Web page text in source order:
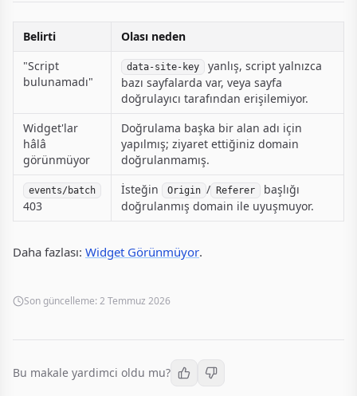
Belirti
Olası neden
"Script
bulunamadı"
data-site-key
yanlış, script yalnızca
bazı sayfalarda var, veya sayfa
doğrulayıcı tarafından erişilemiyor.
Widget'lar
hâlâ
görünmüyor
Doğrulama başka bir alan adı için
yapılmış; ziyaret ettiğiniz domain
doğrulanmamış.
events/batch
403
İsteğin Origin / Referer
başlığı
doğrulanmış domain ile uyuşmuyor.
Daha fazlası: Widget Görünmüyor.
Son güncelleme: 2 Temmuz 2026
Bu makale yardimci oldu mu?